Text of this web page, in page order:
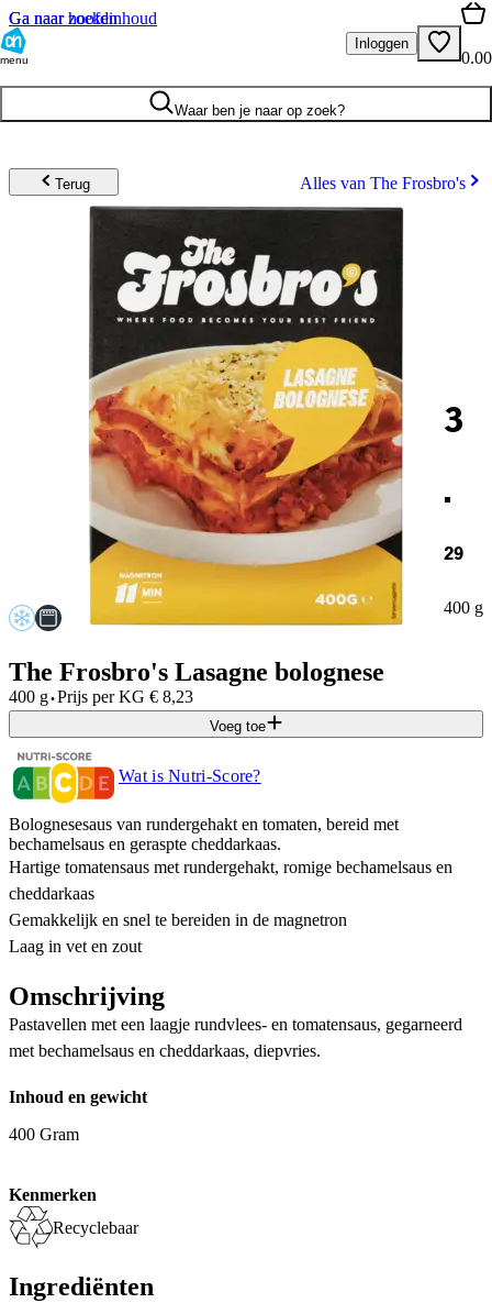
Ga naar hoofdinhoud
Ga naar zoeken
menu
Inloggen
0.00
Waar ben je naar op zoek?
Terug Alles van The Frosbro's
3
.
29
400 g
The Frosbro's Lasagne bolognese
400 g·Prijs per KG € 8,23
Voeg toe
Wat is Nutri-Score?
Bolognesesaus van rundergehakt en tomaten, bereid met
bechamelsaus en geraspte cheddarkaas.
Hartige tomatensaus met rundergehakt, romige bechamelsaus en
cheddarkaas
Gemakkelijk en snel te bereiden in de magnetron
Laag in vet en zout
Omschrijving
Pastavellen met een laagje rundvlees- en tomatensaus, gegarneerd
met bechamelsaus en cheddarkaas, diepvries.
Inhoud en gewicht
400 Gram
Kenmerken
Recyclebaar
Ingrediënten